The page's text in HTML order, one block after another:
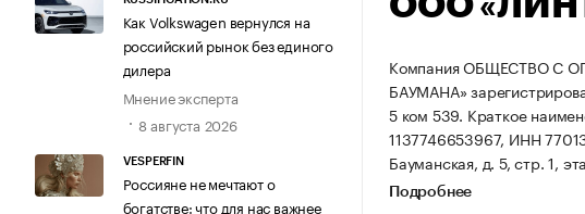
Как Volkswagen вернулся на
российский рынок без единого
дилера
Мнение эксперта
8 августа 2026
VESPERFIN
Россияне не мечтают о
богатстве: что для нас важнее
Компания ОБЩЕСТВО С
БАУМАНА»
5 ком 539. Краткое
1137746653967, ИНН
Бауманская, д. 5, стр. 1,
Подробнее